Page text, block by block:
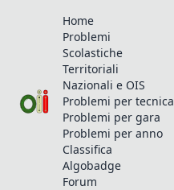
Home
Problemi
Scolastiche
Territoriali
Nazionali e OIS
Problemi per tecnica
Problemi per gara
Problemi per anno
Classifica
Algobadge
Forum